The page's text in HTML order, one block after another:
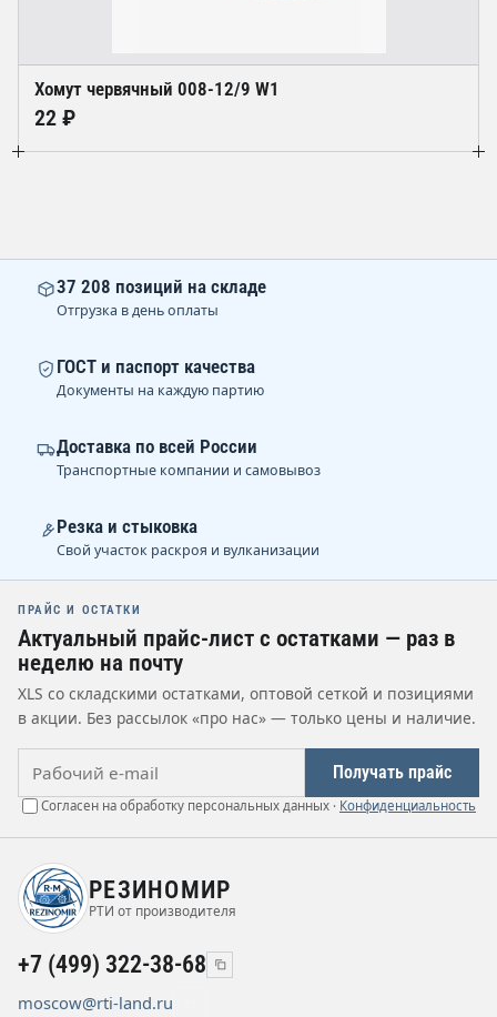
Хомут червячный 008-12/9 W1
22 ₽
37 208 позиций на складе
Отгрузка в день оплаты
ГОСТ и паспорт качества
Документы на каждую партию
Доставка по всей России
Транспортные компании и самовывоз
Резка и стыковка
Свой участок раскроя и вулканизации
ПРАЙС И ОСТАТКИ
Актуальный прайс-лист с остатками — раз в
неделю на почту
XLS со складскими остатками, оптовой сеткой и позициями
в акции. Без рассылок «про нас» — только цены и наличие.
Получать прайс
Согласен на обработку персональных данных · Конфиденциальность
РЕЗИНОМИР
РТИ от производителя
+7 (499) 322-38-68
moscow@rti-land.ru